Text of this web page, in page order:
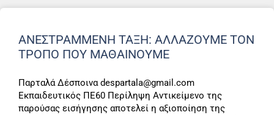
ΑΝΕΣΤΡΑΜΜΕΝΗ ΤΑΞΗ: ΑΛΛΑΖΟΥΜΕ ΤΟΝ
ΤΡΟΠΟ ΠΟΥ ΜΑΘΑΙΝΟΥΜΕ
Παρταλά Δέσποινα despartala@gmail.com
Εκπαιδευτικός ΠΕ60 Περίληψη Αντικείμενο της
παρούσας εισήγησης αποτελεί η αξιοποίηση της